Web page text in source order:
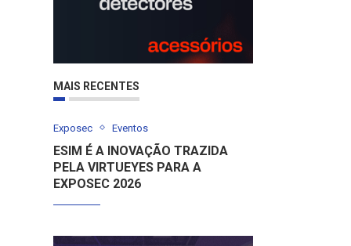
MAIS RECENTES
Exposec Eventos
ESIM É A INOVAÇÃO TRAZIDA
PELA VIRTUEYES PARA A
EXPOSEC 2026